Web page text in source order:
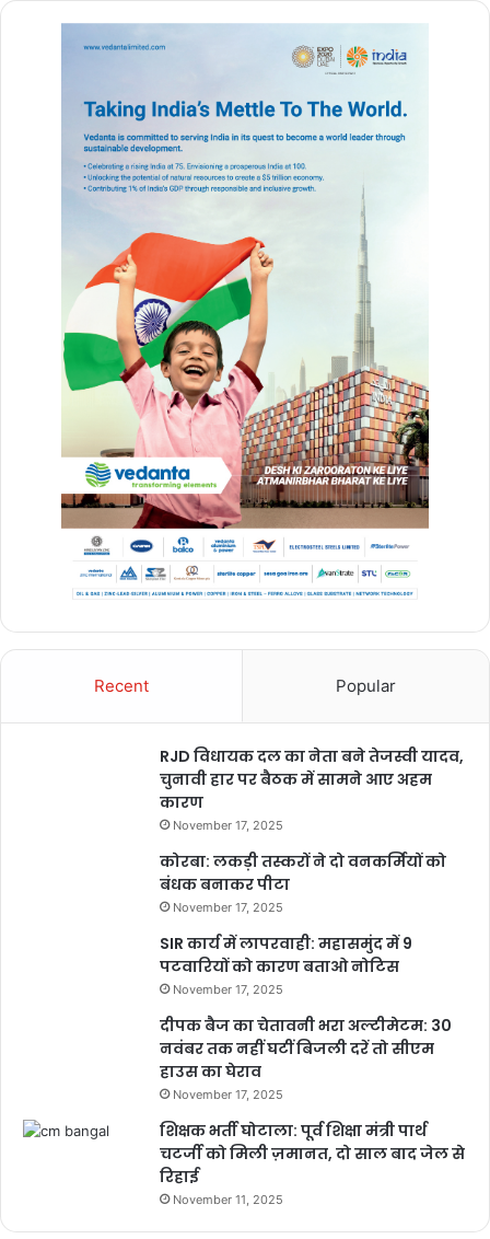
#mahashivratri isha mahashivratri 2025
mahakal mahakal dj song
mahakal song
mahashivaratri
mahashivaratri 2025mahashivratri
mahashivratri mahashivratri 2025
mahashivratri 2025 song
mahashivratri bhajan
mahashivratri coming soon status
mahashivratri dj remix song
mahashivratri dj song
mahashivratri dj song 2025
mahashivratri new song 2025
mahashivratri song 2025
mahashivratri spacial
mahashivratri special
mahashivratri special dj song
mahashivratri special drawing
mahashivratri special shiv ji idol making
process
mahashivratri special song
mahashivratri special songs
Recent Popular
RJD विधायक दल का नेता बने तेजस्वी यादव,
चुनावी हार पर बैठक में सामने आए अहम
कारण
November 17, 2025
कोरबा: लकड़ी तस्करों ने दो वनकर्मियों को
बंधक बनाकर पीटा
November 17, 2025
SIR कार्य में लापरवाही: महासमुंद में 9
पटवारियों को कारण बताओ नोटिस
November 17, 2025
दीपक बैज का चेतावनी भरा अल्टीमेटम: 30
नवंबर तक नहीं घटीं बिजली दरें तो सीएम
हाउस का घेराव
November 17, 2025
शिक्षक भर्ती घोटाला: पूर्व शिक्षा मंत्री पार्थ
चटर्जी को मिली ज़मानत, दो साल बाद जेल से
रिहाई
November 11, 2025